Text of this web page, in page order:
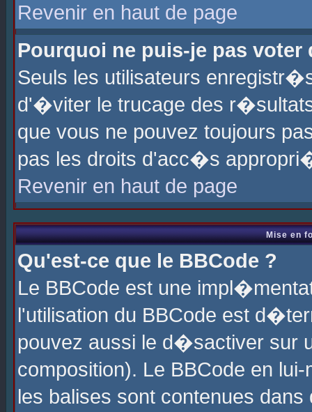
Revenir en haut de page
Pourquoi ne puis-je pas voter
Seuls les utilisateurs
d'�viter le trucage des
que vous ne pouvez toujours
pas les droits d'acc�s
Revenir en haut de page
Mise en
Qu'est-ce que le BBCode ?
Le BBCode est une
l'utilisation du BBCode est
pouvez aussi le d�sactiver sur
composition). Le BBCode en
les balises sont contenues